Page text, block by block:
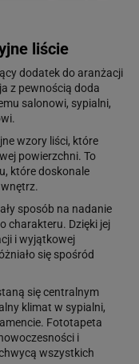
liście
dodatek do aranżacji
z pewnością doda
salonowi, sypialni,
wzory liści, które
powierzchni. To
które doskonale
sposób na nadanie
charakteru. Dzięki jej
i wyjątkowej
się spośród
się centralnym
klimat w sypialni,
Fototapeta
i
wszystkich